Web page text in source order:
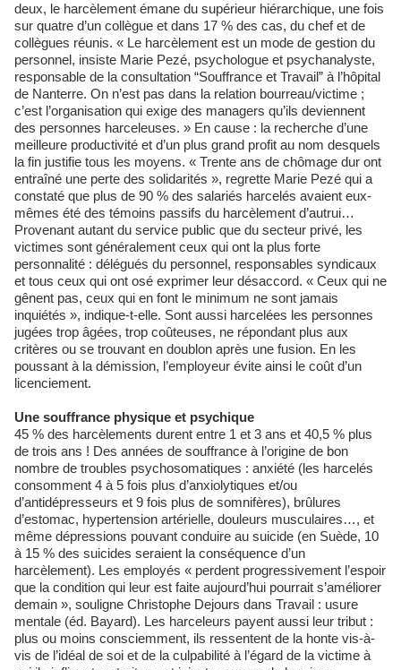
deux, le harcèlement émane du supérieur hiérarchique, une fois
sur quatre d’un collègue et dans 17 % des cas, du chef et de
collègues réunis. « Le harcèlement est un mode de gestion du
personnel, insiste Marie Pezé, psychologue et psychanalyste,
responsable de la consultation “Souffrance et Travail” à l’hôpital
de Nanterre. On n’est pas dans la relation bourreau/victime ;
c’est l’organisation qui exige des managers qu’ils deviennent
des personnes harceleuses. » En cause : la recherche d’une
meilleure productivité et d’un plus grand profit au nom desquels
la fin justifie tous les moyens. « Trente ans de chômage dur ont
entraîné une perte des solidarités », regrette Marie Pezé qui a
constaté que plus de 90 % des salariés harcelés avaient eux-
mêmes été des témoins passifs du harcèlement d’autrui…
Provenant autant du service public que du secteur privé, les
victimes sont généralement ceux qui ont la plus forte
personnalité : délégués du personnel, responsables syndicaux
et tous ceux qui ont osé exprimer leur désaccord. « Ceux qui ne
gênent pas, ceux qui en font le minimum ne sont jamais
inquiétés », indique-t-elle. Sont aussi harcelées les personnes
jugées trop âgées, trop coûteuses, ne répondant plus aux
critères ou se trouvant en doublon après une fusion. En les
poussant à la démission, l’employeur évite ainsi le coût d’un
licenciement.
Une souffrance physique et psychique
45 % des harcèlements durent entre 1 et 3 ans et 40,5 % plus
de trois ans ! Des années de souffrance à l’origine de bon
nombre de troubles psychosomatiques : anxiété (les harcelés
consomment 4 à 5 fois plus d’anxiolytiques et/ou
d’antidépresseurs et 9 fois plus de somnifères), brûlures
d’estomac, hypertension artérielle, douleurs musculaires…, et
même dépressions pouvant conduire au suicide (en Suède, 10
à 15 % des suicides seraient la conséquence d’un
harcèlement). Les employés « perdent progressivement l’espoir
que la condition qui leur est faite aujourd’hui pourrait s’améliorer
demain », souligne Christophe Dejours dans Travail : usure
mentale (éd. Bayard). Les harceleurs payent aussi leur tribut :
plus ou moins consciemment, ils ressentent de la honte vis-à-
vis de l’idéal de soi et de la culpabilité à l’égard de la victime à